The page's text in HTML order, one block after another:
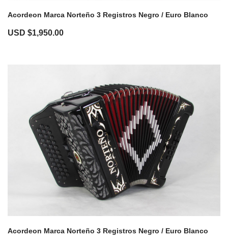
Acordeon Marca Norteño 3 Registros Negro / Euro Blanco
USD $1,950.00
Acordeon Marca Norteño 3 Registros Negro / Euro Blanco